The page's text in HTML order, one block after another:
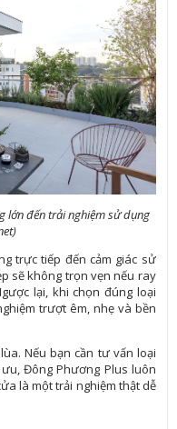
lớn đến trải nghiệm sử dụng
trực tiếp đến cảm giác sử
sẽ không trọn vẹn nếu ray
lại, khi chọn đúng loại
trượt êm, nhẹ và bền
Nếu bạn cần tư vấn loại
Đông Phương Plus luôn
là một trải nghiệm thật dễ